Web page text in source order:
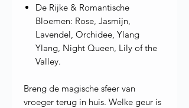
De Rijke & Romantische
Bloemen: Rose, Jasmijn,
Lavendel, Orchidee, Ylang
Ylang, Night Queen, Lily of the
Valley.
Breng de magische sfeer van
vroeger terug in huis. Welke geur is